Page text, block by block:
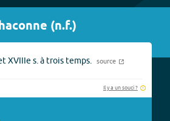
(n.f.)
XVIIIe s. à trois temps. source
Il y a un souci ?